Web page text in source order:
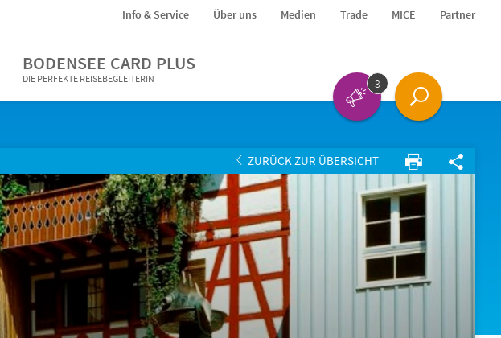
Info & Service Über uns Medien Trade MICE Partner
BODENSEE CARD PLUS
DIE PERFEKTE REISEBEGLEITERIN 3
ZURÜCK ZUR ÜBERSICHT